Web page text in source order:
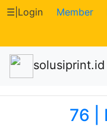
Katalog
Produk
Petugas
☰ Login Member
solusiprint.id
76 |